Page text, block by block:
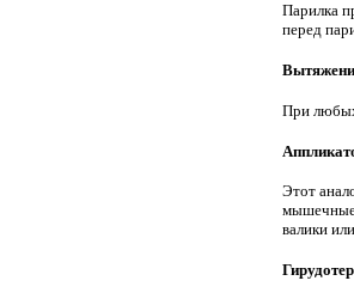
Парилка
перед
При любых
Этот
мышечные
валики